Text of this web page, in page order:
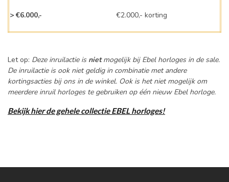
> €6.000,- €2.000,- korting
Let op: Deze inruilactie is nietmogelijk bij Ebel horloges in de sale.
De inruilactie is ook niet geldig in combinatie met andere
kortingsacties bij ons in de winkel. Ook is het niet mogelijk om
meerdere inruil horloges te gebruiken op één nieuw Ebel horloge.
Bekijk hier de gehele collectie EBEL horloges!